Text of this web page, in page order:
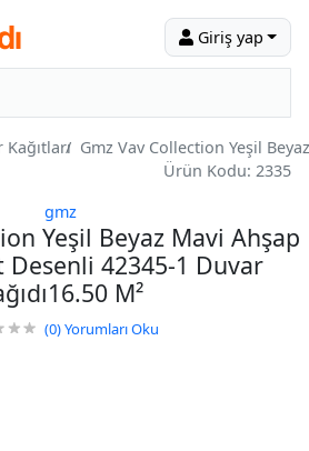
Giriş yap
Gmz Vav Collection Yeşil
Ürün Kodu: 2335
gmz
Yeşil Beyaz Mavi Ahşap
Desenli 42345-1 Duvar
M²
(0)Yorumları Oku